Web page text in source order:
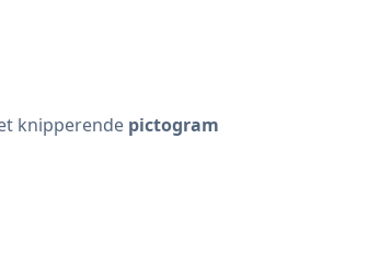
knipperende pictogram